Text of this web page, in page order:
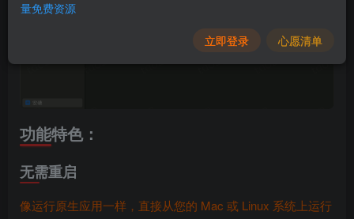
功能特色：
无需重启
像运行原生应用一样，直接从您的 Mac 或 Linux 系统上运行
量免费资源
立即登录 心愿清单